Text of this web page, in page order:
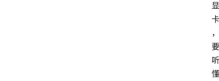
显
卡
，
要
听
懂